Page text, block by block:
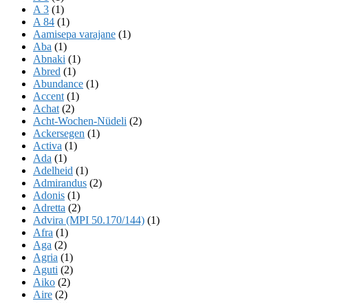
A 3 (1)
A 84 (1)
Aamisepa varajane (1)
Aba (1)
Abnaki (1)
Abred (1)
Abundance (1)
Accent (1)
Achat (2)
Acht-Wochen-Nüdeli (2)
Ackersegen (1)
Activa (1)
Ada (1)
Adelheid (1)
Admirandus (2)
Adonis (1)
Adretta (2)
Advira (MPI 50.170/144) (1)
Afra (1)
Aga (2)
Agria (1)
Aguti (2)
Aiko (2)
Aire (2)